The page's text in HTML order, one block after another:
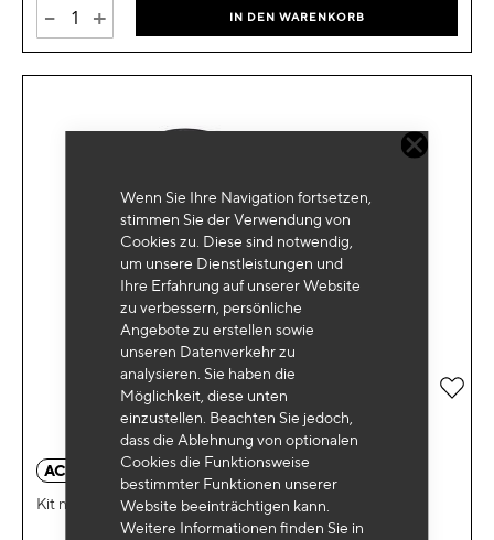
Wenn Sie Ihre Navigation fortsetzen,
stimmen Sie der Verwendung von
Cookies zu. Diese sind notwendig,
um unsere Dienstleistungen und
Ihre Erfahrung auf unserer Website
zu verbessern, persönliche
Angebote zu erstellen sowie
unseren Datenverkehr zu
analysieren. Sie haben die
Möglichkeit, diese unten
einzustellen. Beachten Sie jedoch,
dass die Ablehnung von optionalen
Cookies die Funktionsweise
bestimmter Funktionen unserer
Website beeinträchtigen kann.
Weitere Informationen finden Sie in
- + IN DEN WARENKORB
AC 5115
Kit nicht-intrusiver universeller Testsonden CAT. II
Zur